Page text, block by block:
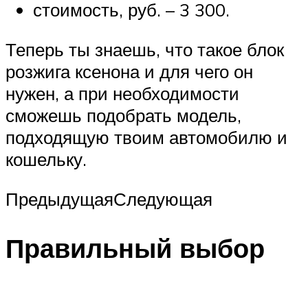
стоимость, руб. – 3 300.
Теперь ты знаешь, что такое блок
розжига ксенона и для чего он
нужен, а при необходимости
сможешь подобрать модель,
подходящую твоим автомобилю и
кошельку.
ПредыдущаяСледующая
Правильный выбор